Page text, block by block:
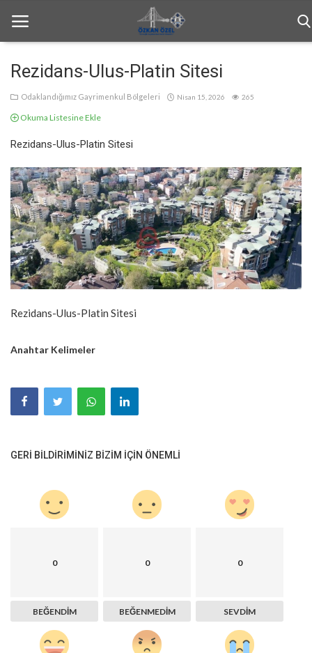
Anasayfa
Bilgilendirme
İletişim
Türkçe
Rezidans-Ulus-Platin Sitesi
Odaklandığımız Gayrimenkul Bölgeleri Nisan 15, 2026 265
Okuma Listesine Ekle
Rezidans-Ulus-Platin Sitesi
Rezidans-Ulus-Platin Sitesi
Anahtar Kelimeler
GERI BILDIRIMINIZ BIZIM IÇIN ÖNEMLI
0
BEĞENDIM
0
BEĞENMEDIM
0
SEVDIM